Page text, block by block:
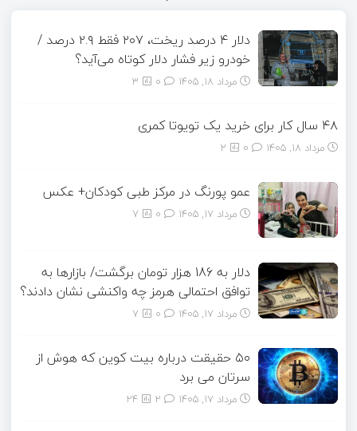
دلار ۴ درصد ریخت، ۲۰۷ فقط ۲.۹ درصد /
خودرو زیر فشار دلار کوتاه می‌آید؟
مرداد ۱۸, ۱۴۰۵ 3
۴۸ سال کار برای خرید یک تویوتا کمری
مرداد ۱۸, ۱۴۰۵ 2
عمو پورنگ در مرکز طبی کودکان+ عکس
مرداد ۱۷, ۱۴۰۵ 7
دلار به 186 هزار تومان برگشت/ بازارها به
توافق احتمالی هرمز چه واکنشی نشان دادند؟
مرداد ۱۷, ۱۴۰۵ 7
۵۰ حقیقت درباره بیت کوین که هوش از
سرتان می برد
مرداد ۱۷, ۱۴۰۵ 24